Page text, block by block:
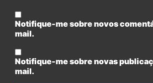
Notifique-me sobre novos
mail.
Notifique-me sobre novas
mail.